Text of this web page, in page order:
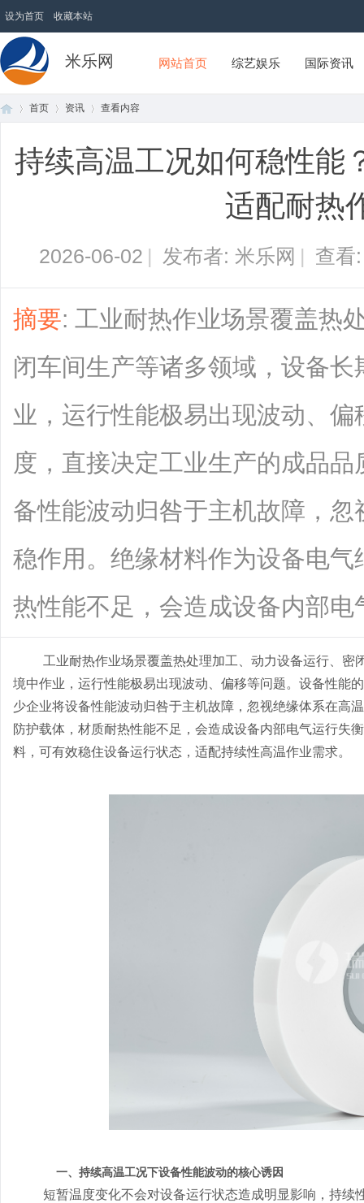
设为首页 收藏本站
米乐网 网站首页 综艺娱乐 国际资讯
首页 资讯 查看内容
持续高温工况如何稳性能
适配耐热
2026-06-02 | 发布者: 米乐网 | 查
摘要: 工业耐热作业场景覆盖热
闭车间生产等诸多领域，设备
业，运行性能极易出现波动、
度，直接决定工业生产的成品
备性能波动归咎于主机故障，
稳作用。绝缘材料作为设备电
热性能不足，会造成设备内部电
工业耐热作业场景覆盖热处理加工、动力设备运行、
境中作业，运行性能极易出现波动、偏移等问题。设备性能
少企业将设备性能波动归咎于主机故障，忽视绝缘体系在高
防护载体，材质耐热性能不足，会造成设备内部电气运行失
料，可有效稳住设备运行状态，适配持续性高温作业需求。
一、持续高温工况下设备性能波动的核心诱因
短暂温度变化不会对设备运行状态造成明显影响，持